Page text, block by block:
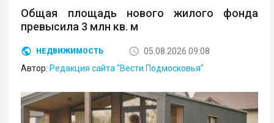
Общая площадь нового жилого фонда
превысила 3 млн кв. м
НЕДВИЖИМОСТЬ
05.08.2026 09:08
Автор: Редакция сайта "Вести Подмосковья"